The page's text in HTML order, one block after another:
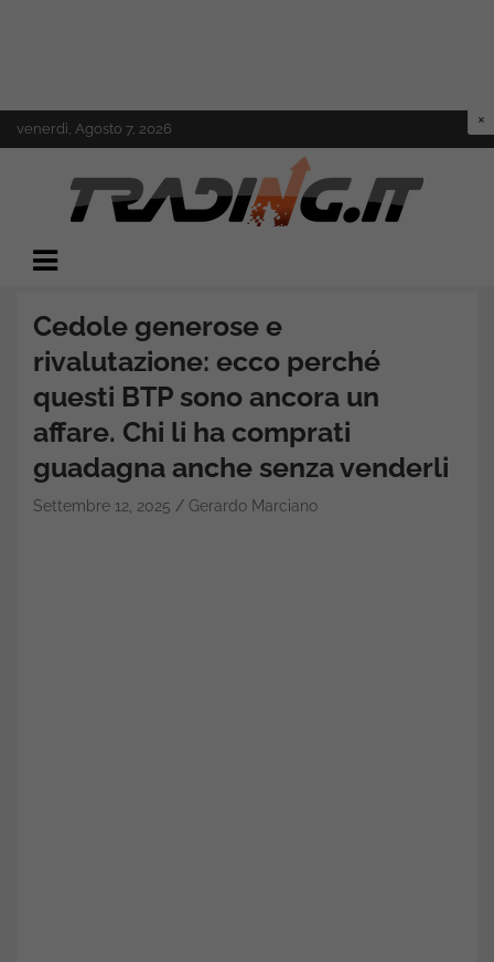
to
venerdì, Agosto 7, 2026
Trading.it
Cedole generose e
rivalutazione: ecco perché
questi BTP sono ancora un
affare. Chi li ha comprati
guadagna anche senza venderli
Settembre 12, 2025 Gerardo Marciano